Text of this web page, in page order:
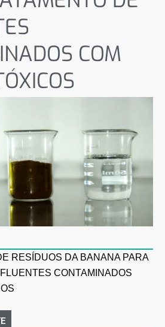
COM
RESÍDUOS DA BANANA PARA
CONTAMINADOS